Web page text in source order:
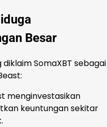
Besar
SomaXBT sebagai
menginvestasikan
keuntungan sekitar